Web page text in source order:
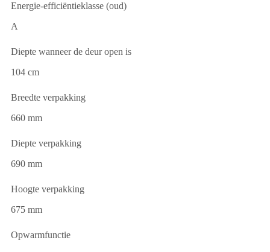
Energie-efficiëntieklasse (oud)
A
Diepte wanneer de deur open is
104 cm
Breedte verpakking
660 mm
Diepte verpakking
690 mm
Hoogte verpakking
675 mm
Opwarmfunctie